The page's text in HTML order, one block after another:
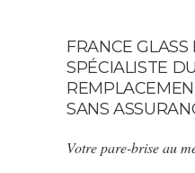
FRANCE GLASS
SPÉCIALISTE DU
SANS
Votre pare-brise au